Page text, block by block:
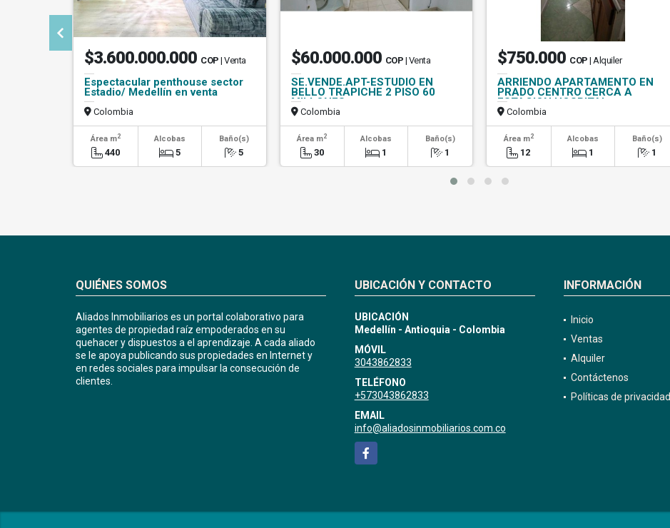
$3.600.000.000 COP | Venta
Espectacular penthouse sector
Estadio/ Medellín en venta
Colombia
Área m2
440
Alcobas
5
Baño(s)
5
$60.000.000 COP | Venta
SE.VENDE.APT-ESTUDIO EN
BELLO TRAPICHE 2 PISO 60
MILLONES
Colombia
Área m2
30
Alcobas
1
Baño(s)
1
$750.000 COP | Alquiler
ARRIENDO APARTAMENTO EN
PRADO CENTRO CERCA A
ESTACION HOSPITAL
Colombia
Área m2
12
Alcobas
1
Baño(s)
1
QUIÉNES SOMOS
Aliados Inmobiliarios es un portal colaborativo para
agentes de propiedad raíz empoderados en su
quehacer y dispuestos a el aprendizaje. A cada aliado
se le apoya publicando sus propiedades en Internet y
en redes sociales para impulsar la consecución de
clientes.
UBICACIÓN Y CONTACTO
UBICACIÓN
Medellín - Antioquia - Colombia
MÓVIL
3043862833
TELÉFONO
+573043862833
EMAIL
info@aliadosinmobiliarios.com.co
Facebook
INFORMACIÓN
Inicio
Ventas
Alquiler
Contáctenos
Políticas de privacidad